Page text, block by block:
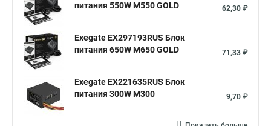
питания 550W M550 GOLD
62,30 ₽
Exegate EX297193RUS Блок
питания 650W M650 GOLD
71,33 ₽
Exegate EX221635RUS Блок
питания 300W M300
9,70 ₽